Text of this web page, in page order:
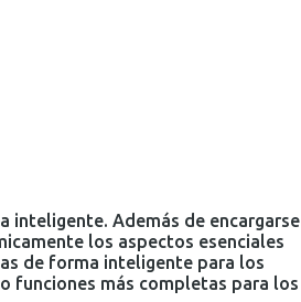
inteligente. Además de encargarse
los aspectos esenciales
de forma inteligente para los
funciones más completas para los